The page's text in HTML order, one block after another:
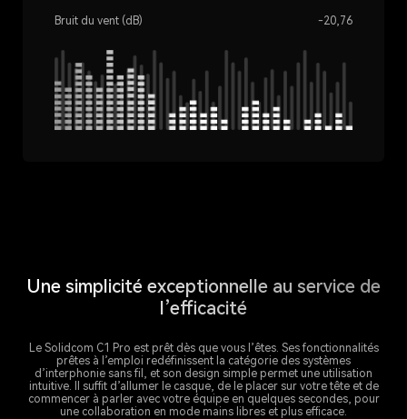
Bruit du vent (dB) -20,76
Une simplicité exceptionnelle au service de
l’efficacité
Le Solidcom C1 Pro est prêt dès que vous l’êtes. Ses fonctionnalités
prêtes à l’emploi redéfinissent la catégorie des systèmes
d’interphonie sans fil, et son design simple permet une utilisation
intuitive. Il suffit d’allumer le casque, de le placer sur votre tête et de
commencer à parler avec votre équipe en quelques secondes, pour
une collaboration en mode mains libres et plus efficace.